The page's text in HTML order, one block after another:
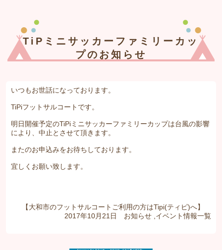
TiPミニサッカーファミリーカッ
プのお知らせ
いつもお世話になっております。
TiPiフットサルコートです。
明日開催予定のTiPiミニサッカーファミリーカップは台風の影響
により、中止とさせて頂きます。
またのお申込みをお待ちしております。
宜しくお願い致します。
【大和市のフットサルコートご利用の方はTipi(ティピ)へ】
2017年10月21日 お知らせ, イベント情報一覧